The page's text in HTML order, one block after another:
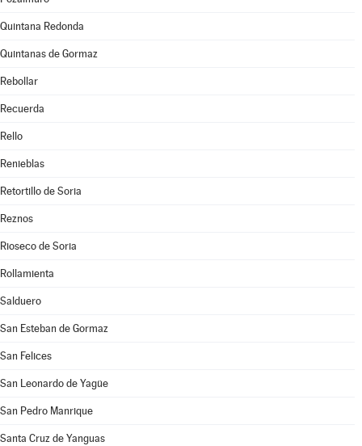
Quintana Redonda
Quintanas de Gormaz
Rebollar
Recuerda
Rello
Renieblas
Retortillo de Soria
Reznos
Rioseco de Soria
Rollamienta
Salduero
San Esteban de Gormaz
San Felices
San Leonardo de Yagüe
San Pedro Manrique
Santa Cruz de Yanguas